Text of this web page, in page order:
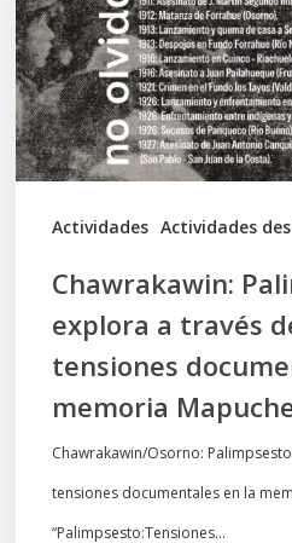
Actividades Actividades
través
del
arte
las
tensiones
documentales
memoria
Mapuche
Chawrakawin:
explora a través
tensiones
memoria
Chawrakawin/Osorno:
tensiones documentales en la
“Palimpsesto:Tensiones…